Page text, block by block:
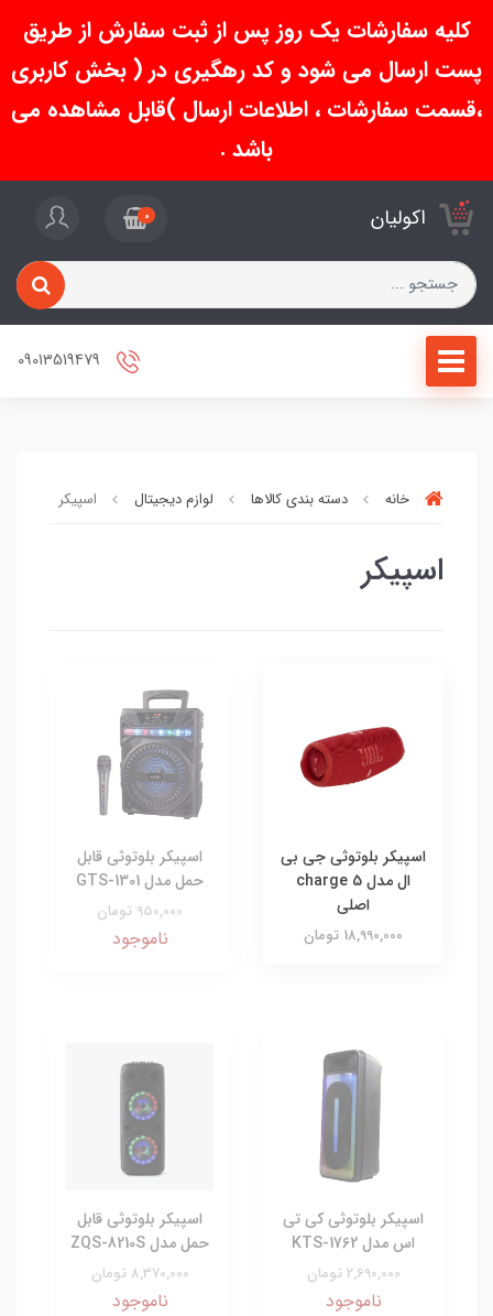
کلیه سفارشات یک روز پس از ثبت سفارش از طریق
پست ارسال می شود و کد رهگیری در ( بخش کاربری
،قسمت سفارشات ، اطلاعات ارسال )قابل مشاهده می
باشد .
اکولیان 0
خانه دسته بندی کالاها لوازم دیجیتال اسپیکر
اسپیکر
اسپیکر بلوتوثی جی بی
ال مدل charge 5
اصلی
18,990,000 تومان
اسپیکر بلوتوثی قابل
حمل مدل GTS-1301
950,000 تومان
ناموجود
اسپیکر بلوتوثی کی تی
اس مدل KTS-1762
2,690,000 تومان
ناموجود
اسپیکر بلوتوثی قابل
حمل مدل ZQS-8210S
8,370,000 تومان
ناموجود